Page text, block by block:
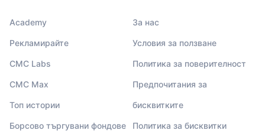
Academy
Рекламирайте
CMC Labs
CMC Max
Топ истории
Борсово търгувани фондове
За нас
Условия за ползване
Политика за поверителност
Предпочитания за
бисквитките
Политика за бисквитки